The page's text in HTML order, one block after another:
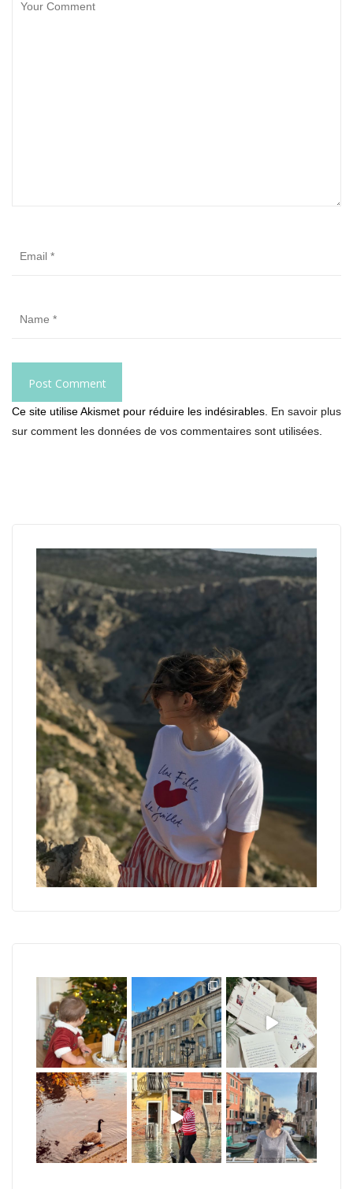
Ce site utilise Akismet pour réduire les indésirables. En savoir plus
sur comment les données de vos commentaires sont utilisées.